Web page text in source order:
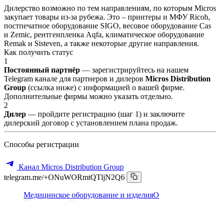
Дилерство возможно по тем направлениям, по которым Micros
закупает товары из-за рубежа. Это – принтеры и МФУ Ricoh,
постпечатное оборудование SIGO, весовое оборудование Cas
и Zemic, рентгенпленка Aqfa, климатическое оборудование
Remak и Sisteven, а также некоторые другие направления.
Как получить статус
1
Постоянный партнёр — зарегистрируйтесь на нашем
Telegram канале для партнеров и дилеров Micros Distribution
Group (ссылка ниже) с информацией о вашей фирме.
Дополнительные фирмы можно указать отдельно.
2
Дилер — пройдите регистрацию (шаг 1) и заключите
дилерский договор с установлением плана продаж.
Способы регистрации
Канал Micros Distribution Group
telegram.me/+ONuWORmtQTljN2Q6
Медицинское оборудование и изделияО